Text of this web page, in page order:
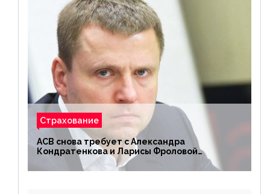
Страхование
АСВ снова требует с Александра
Кондратенкова и Ларисы Фроловой
возмещения убытков на 1,5 млрд р.